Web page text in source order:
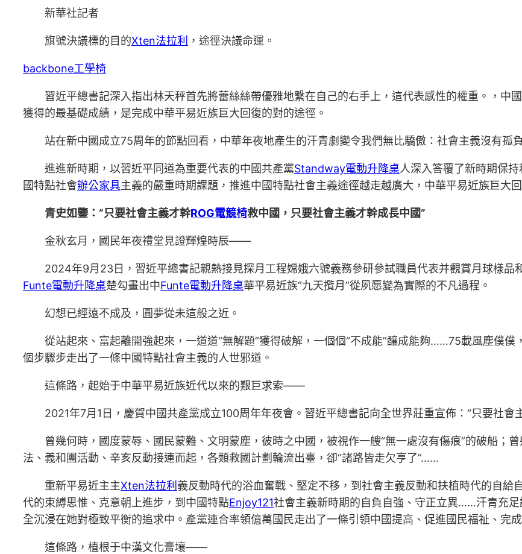
新華社記者
旗號決議標的目的Xten法拉利 ，途徑決議命運。
backbone工學椅
習近平總書記深入指出林天秤首先將蕾絲絲帶優雅地繫在自己的右手上，這代表感性的權重。，中
獲得的最基礎成績，是完成中華平易近族巨大回復的對的途徑。
站在新中國成立75周年的節點回看，中華年夜地產生的汗青劇變令我們無比驕傲：社會主義沒有孤
進進新時期，以習近平同道為重要代表的中國共產黨Standway電動升降桌人深入答覆了新時期保
國特點社會辦公家具主義的嚴重時期課題，推進中國特點社會主義途徑越走越廣大，中華平易近族巨大
青史如鑒：“只要社會主義才幹ROG電競椅救中國，只要社會主義才幹成長中國”
金秋玄月，國民年夜禮堂見證輝煌時辰——
2024年9月23日，習近平總書記親熱接見探月工程嫦娥六號義務參研參試職員代表并觀賞月球樣品
Funte電動升降桌楚勾畫出中Funte電動升降桌華平易近族“九天攬月”從夙愿變為實際的不凡過程。
幻想已經遠不成及，圓夢從未這般之近。
從站起來、富起離開強起來，一道道“無解題”獲得破解，一個個“不成能”釀成能夠……75載風塵僕
個步驟步走出了一條中國特點社會主義的人世邪道。
這條路，起始于中華平易近族近代以來的艱巨求索——
2021年7月1日，慶賀中國共產黨成立100周年年夜會。習近平總書記向全世界莊重宣佈：“只要社會
曾幾何時，國度蒙辱、國民蒙難、文明蒙塵，彼時之中國，被視作一艘“無一處沒有傷痕”的破船；
法、義和團活動、辛亥反動接連而起，各類救國計劃輪流出臺，卻“諸路皆走欠亨了”……
重新平易近主主Xten法拉利 義反動時代的浴血奮戰、堅定不移，到社會主義反動和扶植時代的自
代的束縛思惟、克意朝上進步，到中國特點Enjoy121社會主義新時期的自負自強、守正立異……汗青充
全沉浸在她對極致平衡的追求中。產黨連合率領億萬國民走出了一條引領中國提高、促進國民福祉、完
這條路，植根于中漢文化膏壤——